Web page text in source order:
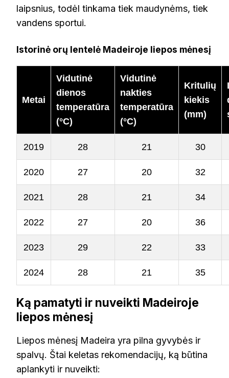
laipsnius, todėl tinkama tiek maudynėms, tiek
vandens sportui.
Istorinė orų lentelė Madeiroje liepos mėnesį
Metai
Vidutinė
dienos
temperatūra
(°C)
Vidutinė
nakties
temperatūra
(°C)
Kritulių
kiekis
(mm)
2019 28 21 30
2020 27 20 32
2021 28 21 34
2022 27 20 36
2023 29 22 33
2024 28 21 35
Ką pamatyti ir nuveikti Madeiroje
liepos mėnesį
Liepos mėnesį Madeira yra pilna gyvybės ir
spalvų. Štai keletas rekomendacijų, ką būtina
aplankyti ir nuveikti: